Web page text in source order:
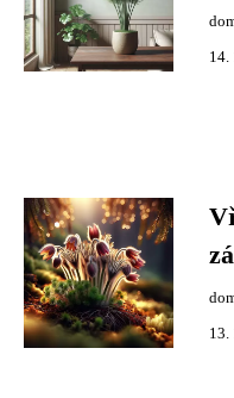
14.
13.